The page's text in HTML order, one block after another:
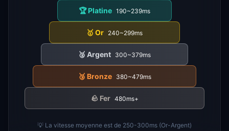
🏆Platine 190~239ms
🥇 Or 240~299ms
🥈 Argent 300~379ms
🥉 Bronze 380~479ms
🪨 Fer 480ms+
💡 La vitesse moyenne est de 250-300ms (Or-Argent)